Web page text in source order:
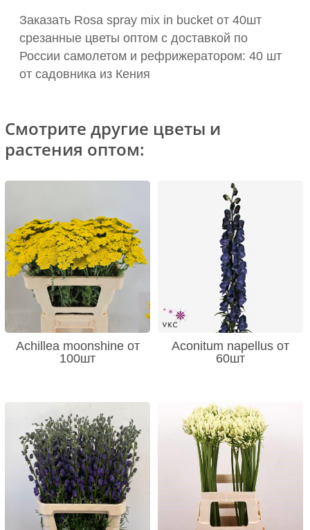
Заказать Rosa spray mix in bucket от 40шт
срезанные цветы оптом с доставкой по
России самолетом и рефрижератором: 40 шт
от садовника из Кения
Смотрите другие цветы и
растения оптом:
Achillea moonshine от
100шт
Aconitum napellus от
60шт